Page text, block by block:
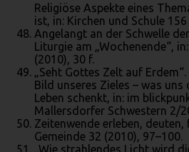
Religiöse Aspekte eines
ist, in: Kirchen und Schule
Angelangt an der Schwelle
Liturgie am „Wochenende“,
(2010), 30 f.
„Seht Gottes Zelt auf
Bild unseres Zieles – was
Leben schenkt, in: im
Mallersdorfer Schwestern 2/
Zeitenwende erleben, deuten,
Gemeinde 32 (2010), 97–100.
„Wie strahlendes Licht wird